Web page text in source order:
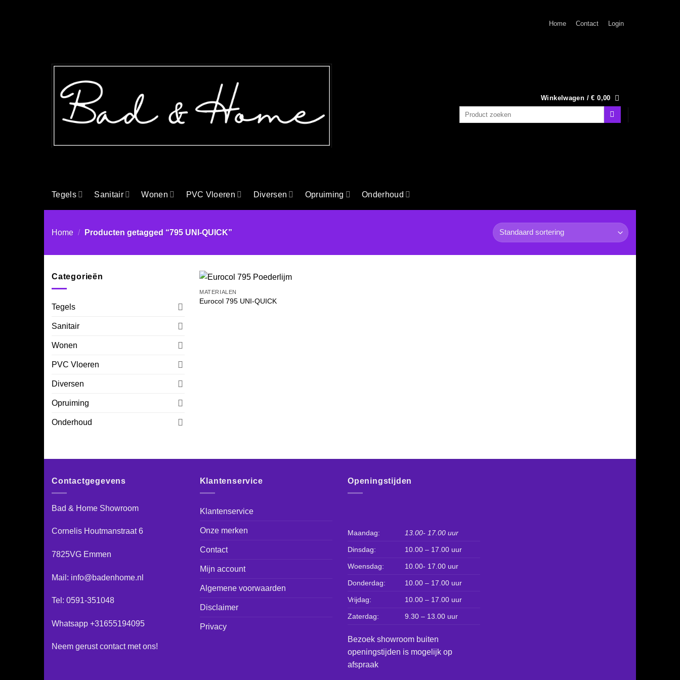
Home Contact Login
Winkelwagen /€ 0,00
Zoeken
Tegels Sanitair Wonen PVC Vloeren Diversen Opruiming Onderhoud
Home / Producten getagged “795 UNI-QUICK”
Categorieën
Tegels
Sanitair
Wonen
PVC Vloeren
Diversen
Opruiming
Onderhoud
MATERIALEN
Eurocol 795 UNI-QUICK
Contactgegevens
Bad & Home Showroom
Cornelis Houtmanstraat 6
7825VG Emmen
Mail: info@badenhome.nl
Tel: 0591-351048
Whatsapp +31655194095
Neem gerustcontactmet ons!
Klantenservice
Klantenservice
Onze merken
Contact
Mijn account
Algemene voorwaarden
Disclaimer
Privacy
Openingstijden
Maandag: 13.00- 17.00 uur
Dinsdag: 10.00 – 17.00 uur
Woensdag: 10.00- 17.00 uur
Donderdag: 10.00 – 17.00 uur
Vrijdag: 10.00 – 17.00 uur
Zaterdag: 9.30 – 13.00 uur
Bezoek showroom buiten
openingstijden is mogelijk op
afspraak